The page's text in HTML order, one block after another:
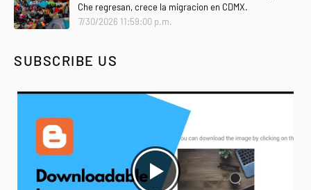
Che regresan, crece la migracion en CDMX.
7/30/2026 11:59:00 p.m.
SUBSCRIBE US